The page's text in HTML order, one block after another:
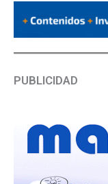
PUBLICIDAD